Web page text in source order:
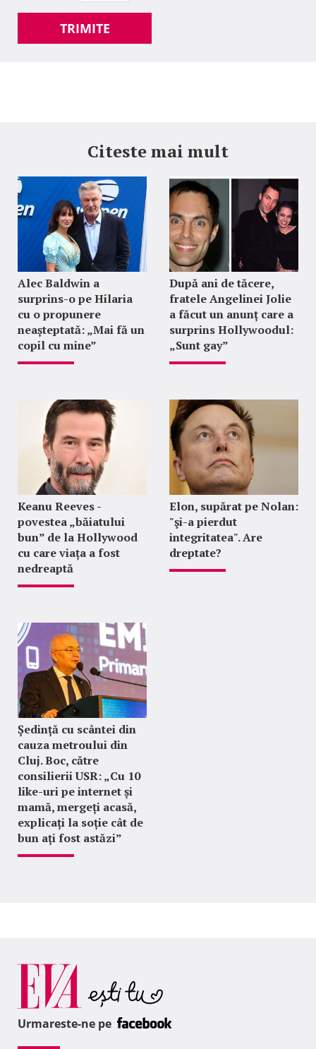
TRIMITE
Citeste mai mult
Alec Baldwin a
surprins-o pe Hilaria
cu o propunere
neașteptată: „Mai fă un
copil cu mine”
După ani de tăcere,
fratele Angelinei Jolie
a făcut un anunț care a
surprins Hollywoodul:
„Sunt gay”
Keanu Reeves -
povestea „băiatului
bun” de la Hollywood
cu care viața a fost
nedreaptă
Elon, supărat pe Nolan:
"şi-a pierdut
integritatea". Are
dreptate?
Ședință cu scântei din
cauza metroului din
Cluj. Boc, către
consilierii USR: „Cu 10
like-uri pe internet și
mamă, mergeți acasă,
explicați la soție cât de
bun ați fost astăzi”
Urmareste-ne pe